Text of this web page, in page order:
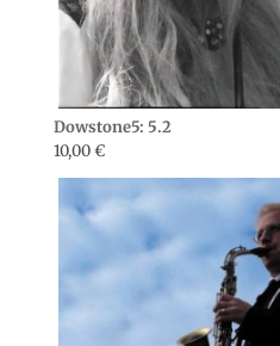
Dowstone5: 5.2
10,00€